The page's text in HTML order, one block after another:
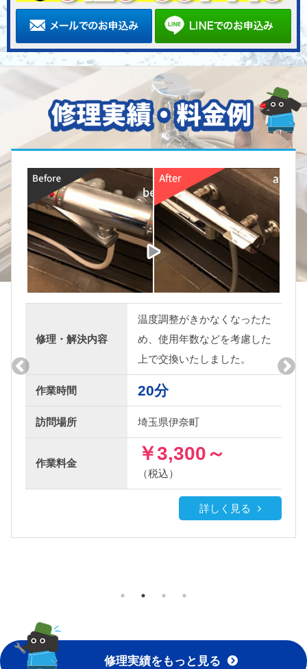
修理・解決内容
水漏れをしていたので元栓を
しめて、ご相談の上、交換い
たしました。
作業時間 20分
訪問場所 埼玉県東松山市
作業料金 ￥3,300～
（税込）
詳しく見る
修理実績をもっと見る